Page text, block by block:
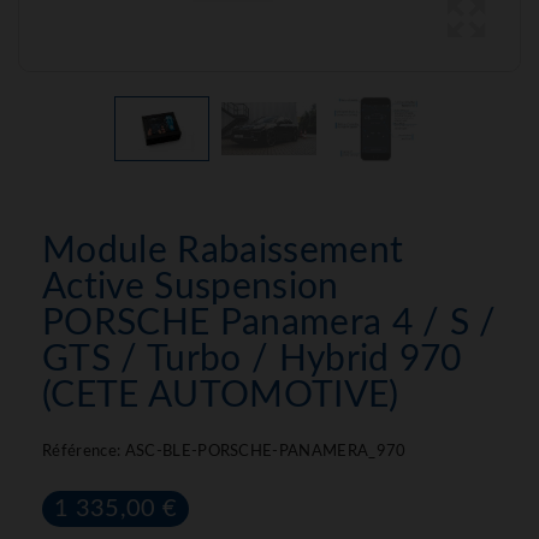
Module Rabaissement
Active Suspension
PORSCHE Panamera 4 / S /
GTS / Turbo / Hybrid 970
(CETE AUTOMOTIVE)
Référence: ASC-BLE-PORSCHE-PANAMERA_970
1 335,00 €